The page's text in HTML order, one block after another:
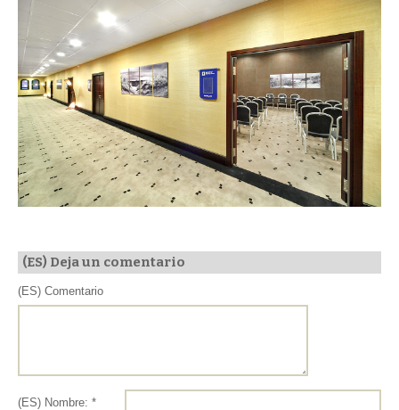
(ES) Deja un comentario
(ES) Comentario
(ES) Nombre: *